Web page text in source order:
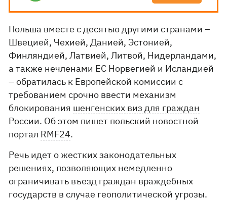
Польша вместе с десятью другими странами –
Швецией, Чехией, Данией, Эстонией,
Финляндией, Латвией, Литвой, Нидерландами,
а также нечленами ЕС Норвегией и Исландией
– обратилась к Европейской комиссии с
требованием срочно ввести механизм
блокирования шенгенских виз для граждан
России. Об этом пишет польский новостной
портал RMF24.
Речь идет о жестких законодательных
решениях, позволяющих немедленно
ограничивать въезд граждан враждебных
государств в случае геополитической угрозы.